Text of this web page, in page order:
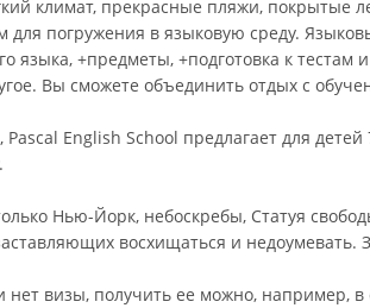
климат, прекрасные пляжи,
для погружения в языковую среду.
языка, +предметы, +подготовка к
Вы сможете объединить отдых с
Pascal English School предлагает для
Нью-Йорк, небоскребы, Статуя
восхищаться и недоумевать.
нет визы, получить ее можно, например,